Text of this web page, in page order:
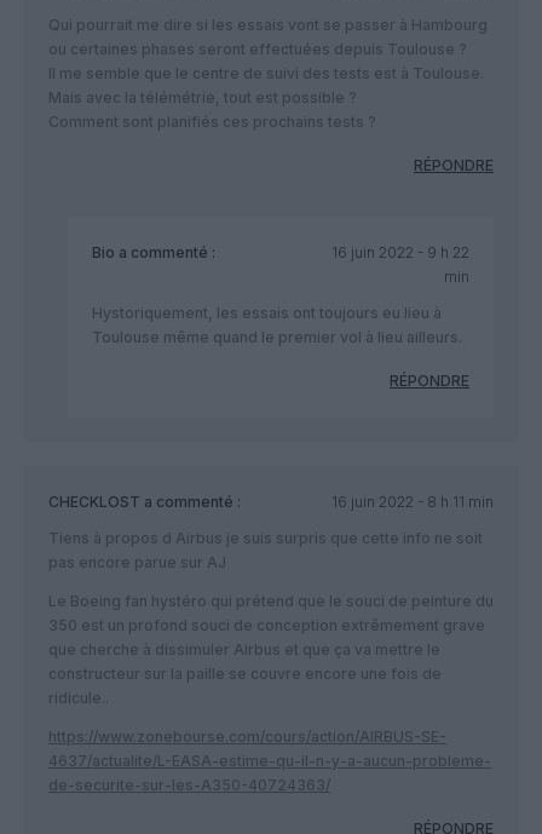
Qui pourrait me dire si les essais vont se passer à Hambourg
ou certaines phases seront effectuées depuis Toulouse ?
Il me semble que le centre de suivi des tests est à Toulouse.
Mais avec la télémétrie, tout est possible ?
Comment sont planifiés ces prochains tests ?
RÉPONDRE
Bio a commenté :
16 juin 2022 - 9 h 22
min
Hystoriquement, les essais ont toujours eu lieu à
Toulouse même quand le premier vol à lieu ailleurs.
RÉPONDRE
CHECKLOST a commenté :
16 juin 2022 - 8 h 11 min
Tiens à propos d Airbus je suis surpris que cette info ne soit
pas encore parue sur AJ
Le Boeing fan hystéro qui prétend que le souci de peinture du
350 est un profond souci de conception extrêmement grave
que cherche à dissimuler Airbus et que ça va mettre le
constructeur sur la paille se couvre encore une fois de
ridicule..
https://www.zonebourse.com/cours/action/AIRBUS-SE-
4637/actualite/L-EASA-estime-qu-il-n-y-a-aucun-probleme-
de-securite-sur-les-A350-40724363/
RÉPONDRE